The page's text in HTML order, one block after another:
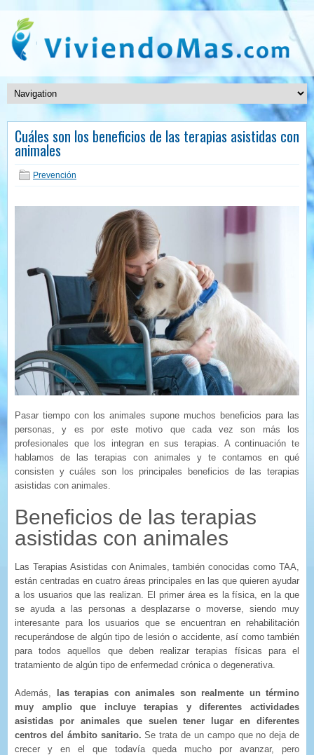
Cuáles son los beneficios de las terapias asistidas con
animales
Prevención
Pasar tiempo con los animales supone muchos beneficios para las
personas, y es por este motivo que cada vez son más los
profesionales que los integran en sus terapias. A continuación te
hablamos de las terapias con animales y te contamos en qué
consisten y cuáles son los principales beneficios de las terapias
asistidas con animales.
Beneficios de las terapias
asistidas con animales
Las Terapias Asistidas con Animales, también conocidas como TAA,
están centradas en cuatro áreas principales en las que quieren ayudar
a los usuarios que las realizan. El primer área es la física, en la que
se ayuda a las personas a desplazarse o moverse, siendo muy
interesante para los usuarios que se encuentran en rehabilitación
recuperándose de algún tipo de lesión o accidente, así como también
para todos aquellos que deben realizar terapias físicas para el
tratamiento de algún tipo de enfermedad crónica o degenerativa.
Además,
las terapias con animales son realmente un término
muy amplio que incluye terapias y diferentes actividades
asistidas por animales que suelen tener lugar en diferentes
centros del ámbito sanitario. Se trata de un campo que no deja de
crecer y en el que todavía queda mucho por avanzar, pero